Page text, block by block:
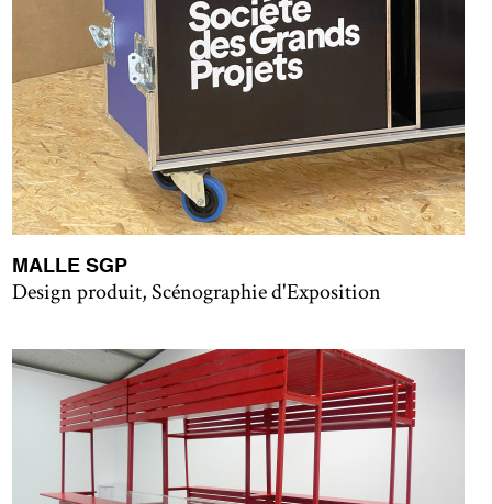
MALLE SGP
Design produit, Scénographie d'Exposition